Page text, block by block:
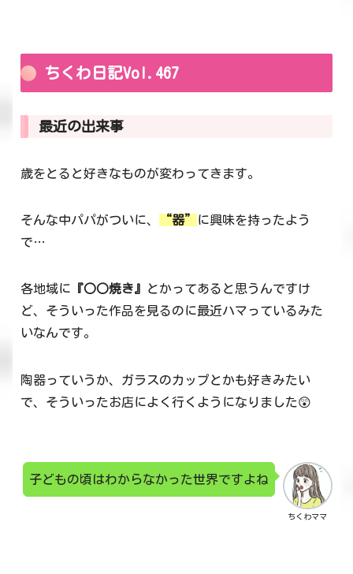
ちくわ日記Vol.467
最近の出来事
歳をとると好きなものが変わってきます。
そんな中パパがついに、 “器”
に興味を持ったよう
で…
各地域に 『○○焼き』
とかってあると思うんですけ
ど、そういった作品を見るのに最近ハマっているみた
いなんです。
陶器っていうか、ガラスのカップとかも好きみたい
で、そういったお店によく行くようになりました😲
ちくわママ
子どもの頃はわからなかった世界ですよね